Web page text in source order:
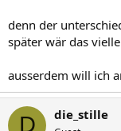
denn der
später wär das
ausserdem will ich
D die_stille